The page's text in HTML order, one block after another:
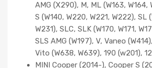
AMG (X290), M, ML (W163, W164,
S (W140, W220, W221, W222), SL
W231), SLC, SLK (W170, W171,
SLS AMG (W197), V, Vaneo
Vito (W638, W639), 190 (w201),
MINI Cooper (2014-), Cooper S